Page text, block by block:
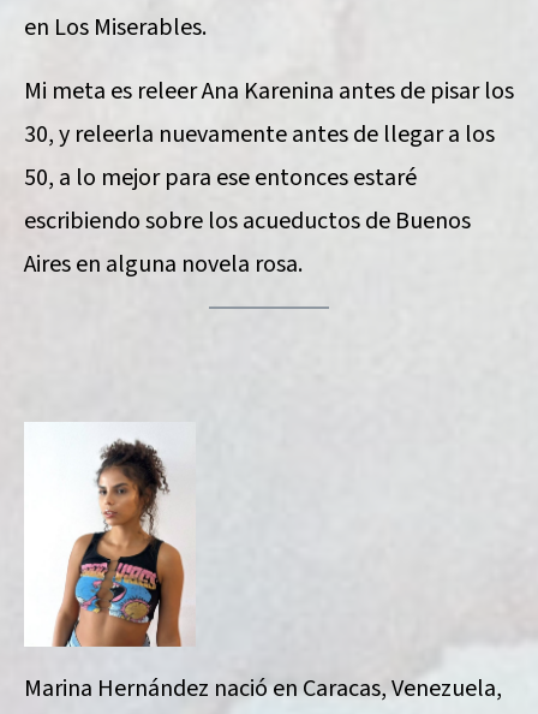
en Los Miserables.
Mi meta es releer Ana Karenina antes de pisar los
30, y releerla nuevamente antes de llegar a los
50, a lo mejor para ese entonces estaré
escribiendo sobre los acueductos de Buenos
Aires en alguna novela rosa.
Marina Hernández nació en Caracas, Venezuela,